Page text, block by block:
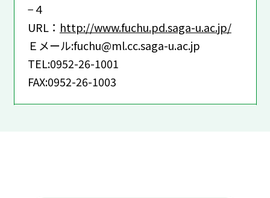
−４
URL： http://www.fuchu.pd.saga-u.ac.jp/
Ｅメール:fuchu@ml.cc.saga-u.ac.jp
TEL:0952-26-1001
FAX:0952-26-1003